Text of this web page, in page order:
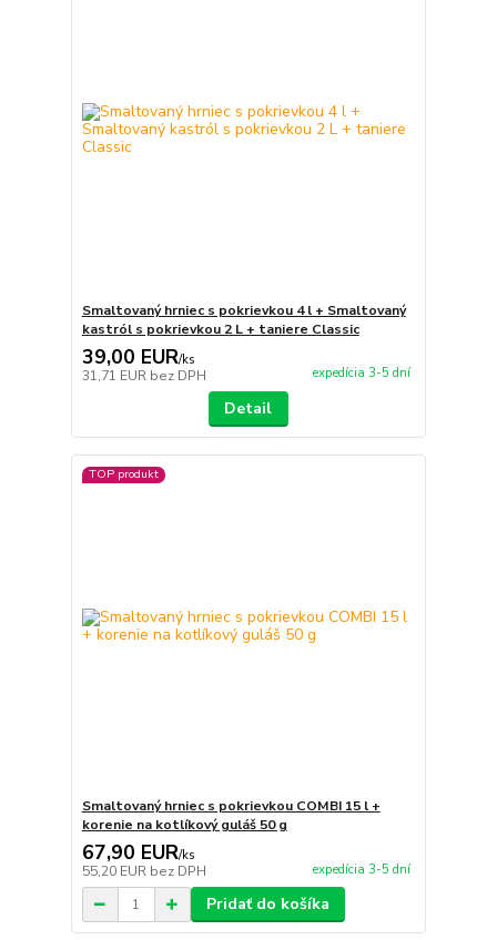
Smaltovaný hrniec s pokrievkou 4 l + Smaltovaný
kastról s pokrievkou 2 L + taniere Classic
39,00 EUR/ks
31,71 EUR bez DPH expedícia 3-5 dní
Detail
TOP produkt
Smaltovaný hrniec s pokrievkou COMBI 15 l +
korenie na kotlíkový guláš 50 g
67,90 EUR/ks
55,20 EUR bez DPH expedícia 3-5 dní
Pridať do košíka